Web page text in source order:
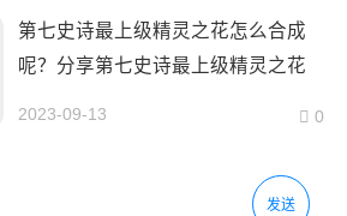
第七史诗最上级精灵之花怎么合成
呢？分享第七史诗最上级精灵之花
2023-09-13 0
发送